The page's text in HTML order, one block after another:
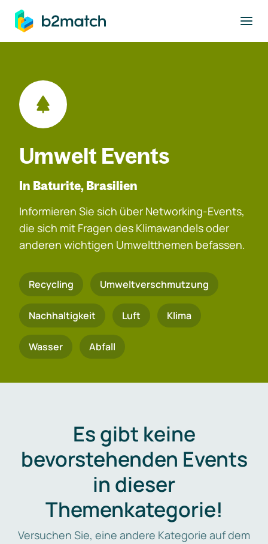
springen
Umwelt Events
In Baturite, Brasilien
Informieren Sie sich über Networking-Events,
die sich mit Fragen des Klimawandels oder
anderen wichtigen Umweltthemen befassen.
Recycling Umweltverschmutzung
Nachhaltigkeit Luft Klima
Wasser Abfall
Es gibt keine
bevorstehenden Events
in dieser
Themenkategorie!
Versuchen Sie, eine andere Kategorie auf dem